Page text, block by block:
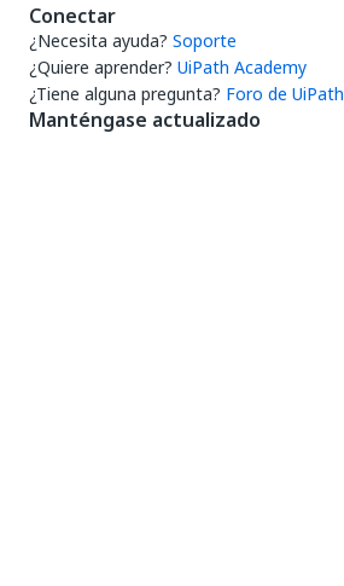
Conectar
¿Necesita ayuda? Soporte
¿Quiere aprender? UiPath Academy
¿Tiene alguna pregunta? Foro de UiPath
Manténgase actualizado